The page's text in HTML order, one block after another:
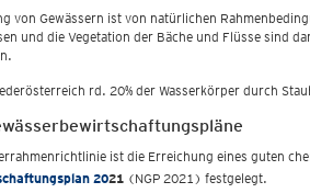
von Gewässern ist von natürlichen
und die Vegetation der Bäche und Flüsse sind
rd. 20% der Wasserkörper durch
ist die Erreichung eines guten
2021 (NGP 2021) festgelegt.